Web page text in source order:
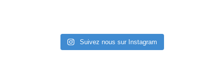
Suivez nous sur Instagram